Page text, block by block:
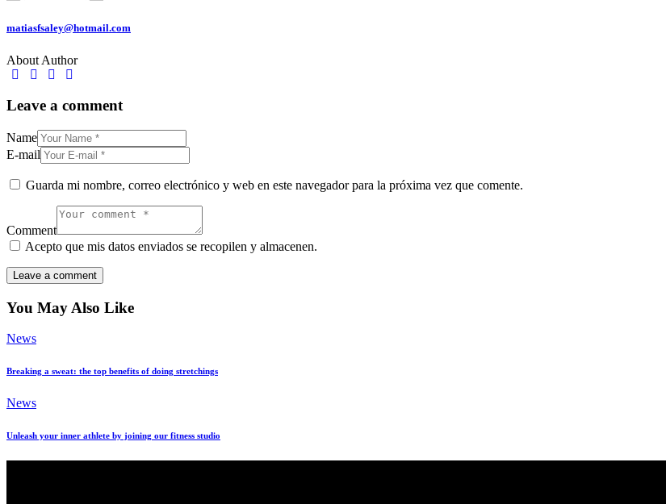
matiasfsaley@hotmail.com
About Author
Leave a comment
Name
E-mail
Guarda mi nombre, correo electrónico y web en este navegador para la próxima vez que comente.
Comment
Acepto que mis datos enviados se recopilen y almacenen.
You May Also Like
News
Breaking a sweat: the top benefits of doing stretchings
News
Unleash your inner athlete by joining our fitness studio